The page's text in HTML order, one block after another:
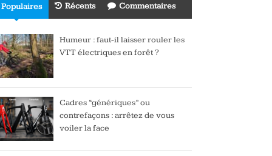
Populaires Récents Commentaires
Humeur : faut-il laisser rouler les
VTT électriques en forêt ?
Cadres “génériques” ou
contrefaçons : arrêtez de vous
voiler la face